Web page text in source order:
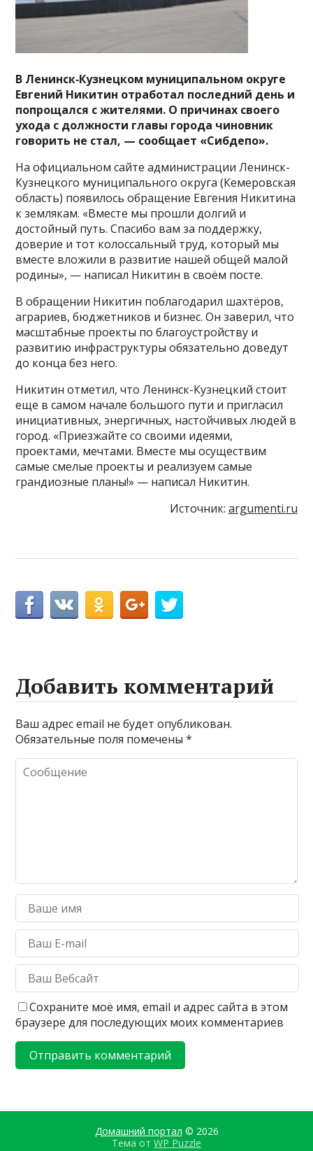
В Ленинск‑Кузнецком муниципальном округе
Евгений Никитин отработал последний день и
попрощался с жителями. О причинах своего
ухода с должности главы города чиновник
говорить не стал, — сообщает «Сибдепо».
На официальном сайте администрации Ленинск-
Кузнецкого муниципального округа (Кемеровская
область) появилось обращение Евгения Никитина
к землякам. «Вместе мы прошли долгий и
достойный путь. Спасибо вам за поддержку,
доверие и тот колоссальный труд, который мы
вместе вложили в развитие нашей общей малой
родины», — написал Никитин в своём посте.
В обращении Никитин поблагодарил шахтёров,
аграриев, бюджетников и бизнес. Он заверил, что
масштабные проекты по благоустройству и
развитию инфраструктуры обязательно доведут
до конца без него.
Никитин отметил, что Ленинск-Кузнецкий стоит
еще в самом начале большого пути и пригласил
инициативных, энергичных, настойчивых людей в
город. «Приезжайте со своими идеями,
проектами, мечтами. Вместе мы осуществим
самые смелые проекты и реализуем самые
грандиозные планы!» — написал Никитин.
Источник: argumenti.ru
Добавить комментарий
Ваш адрес email не будет опубликован.
Обязательные поля помечены*
Сохраните моё имя, email и адрес сайта в этом
браузере для последующих моих комментариев
Домашний портал © 2026
Тема от WP Puzzle